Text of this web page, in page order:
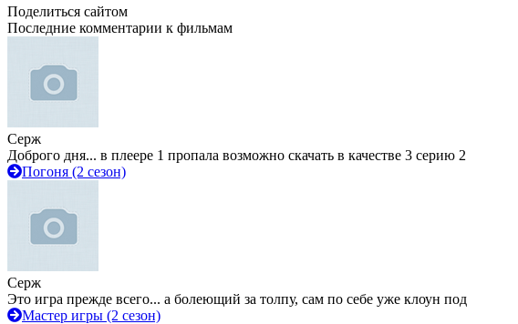
Поделиться сайтом
Последние комментарии к фильмам
Серж
Доброго дня... в плеере 1 пропала возможно скачать в качестве 3 серию 2
Погоня (2 сезон)
Серж
Это игра прежде всего... а болеющий за толпу, сам по себе уже клоун под
Мастер игры (2 сезон)